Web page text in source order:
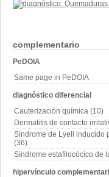
complementario
PeDOIA
Same page in PeDOIA
diagnóstico diferencial
Cauterización química (10)
Dermatitis de contacto
Síndrome de Lyell inducido
(36)
Síndrome estafilocócico de
hipervínculo